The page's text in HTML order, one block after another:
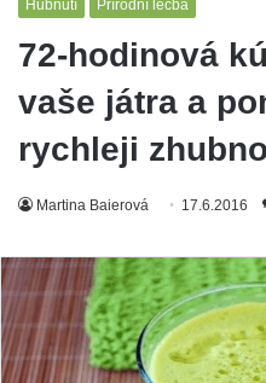
Hubnutí Přírodní léčba
72-hodinová
vaše játra a
rychleji
Martina Baierová 17.6.2016